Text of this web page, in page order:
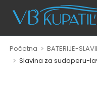
Početna > BATERIJE-
> Slavina za sudoperu-